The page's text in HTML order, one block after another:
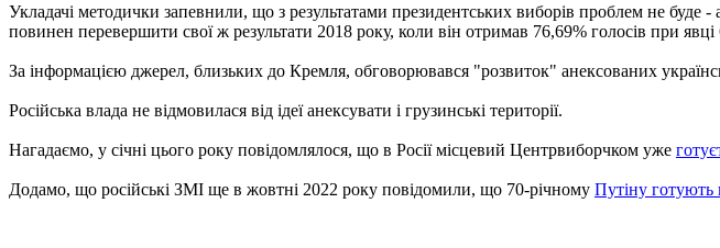
Укладачі методички запевнили, що з результатами президентських виборів проблем не буде
повинен перевершити свої ж результати 2018 року, коли він отримав 76,69% голосів при
За інформацією джерел, близьких до Кремля, обговорювався "розвиток" анексованих
Російська влада не відмовилася від ідеї анексувати і грузинські території.
Нагадаємо, у січні цього року повідомлялося, що в Росії місцевий Центрвиборчком уже
Додамо, що російські ЗМІ ще в жовтні 2022 року повідомили, що 70-річному Путіну готують